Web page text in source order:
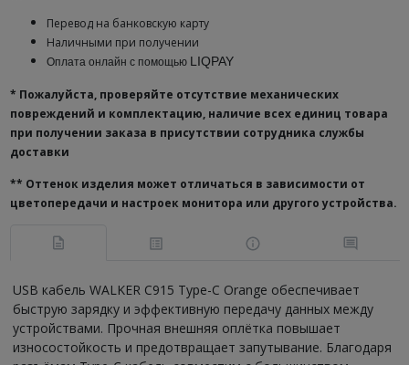
Перевод на банковскую карту
Наличными при получении
Оплата онлайн с помощью LIQPAY
* Пожалуйста, проверяйте отсутствие механических
повреждений и комплектацию, наличие всех единиц товара
при получении заказа в присутствии сотрудника службы
доставки
** Оттенок изделия может отличаться в зависимости от
цветопередачи и настроек монитора или другого устройства.
USB кабель WALKER C915 Type-C Orange обеспечивает
быструю зарядку и эффективную передачу данных между
устройствами. Прочная внешняя оплётка повышает
износостойкость и предотвращает запутывание. Благодаря